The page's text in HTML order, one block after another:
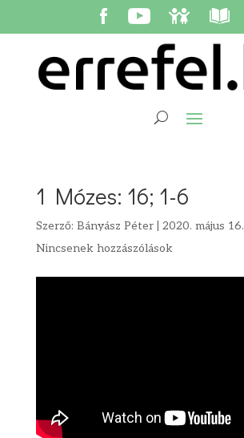
1 Mózes: 16; 1-6
Szerző: Bányász Péter| 2020. május 16.
Nincsenek hozzászólások